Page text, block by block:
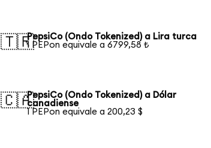
🇹🇷PepsiCo (Ondo Tokenized) a Lira turca
1 PEPon equivale a 6799,58 ₺
🇨🇦PepsiCo (Ondo Tokenized) a Dólar
canadiense
1 PEPon equivale a 200,23 $